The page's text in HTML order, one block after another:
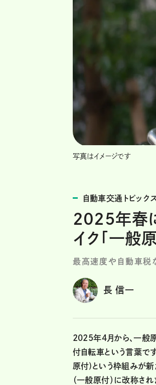
写真はイメージです
自動車交通トピック
2025年春
イク「一般
最高速度や自動車税
長 信一
2025年4月から、一般
付自転車という言葉で
原付)という枠組みが新
（一般原付）に改称さ